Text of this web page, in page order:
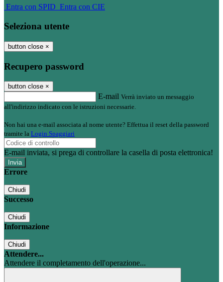
Entra con SPID Entra con CIE
Seleziona utente
button close ×
Recupero password
button close ×
E-mail Verrà inviato un messaggio
all'indirizzo indicato con le istruzioni necessarie.
Non hai una e-mail associata al nome utente? Effettua il reset della password
tramite la Login Spaggiari
E-mail inviata, si prega di controllare la casella di posta elettronica!
Errore
Chiudi
Successo
Chiudi
Informazione
Chiudi
Attendere...
Attendere il completamento dell'operazione...